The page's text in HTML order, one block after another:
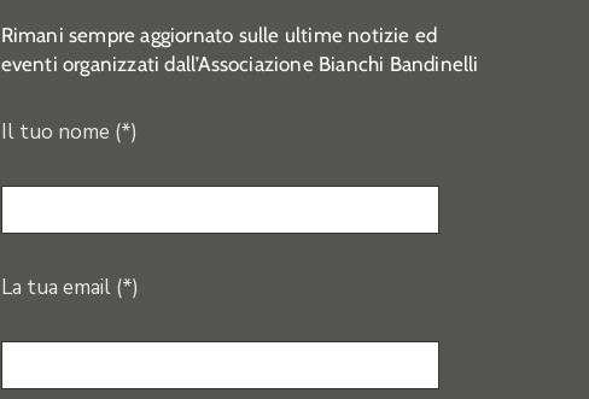
Rimani sempre aggiornato sulle ultime notizie ed
eventi organizzati dall’Associazione Bianchi Bandinelli
Il tuo nome (*)
La tua email (*)